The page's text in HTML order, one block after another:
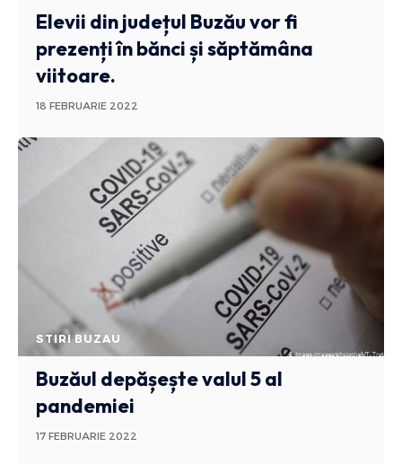
Elevii din județul Buzău vor fi
prezenți în bănci și săptămâna
viitoare.
18 FEBRUARIE 2022
STIRI BUZAU
Buzăul depășește valul 5 al
pandemiei
17 FEBRUARIE 2022